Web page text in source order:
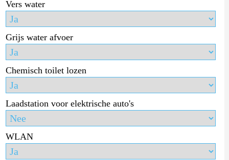
Vers water
Grijs water afvoer
Chemisch toilet lozen
Laadstation voor elektrische auto's
WLAN